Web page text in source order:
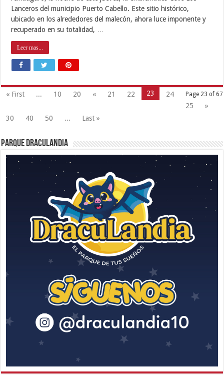
Lanceros del municipio Puerto Cabello. Este sitio histórico,
ubicado en los alrededores del malecón, ahora luce imponente y
recuperado en su totalidad, …
Leer mas...
Page 23 of 67
« First ... 10 20 « 21 22 23
24
25
»
30
40 50 ... Last »
Parque Draculandia